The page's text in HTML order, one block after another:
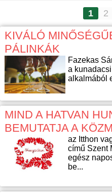
1 2
KIVÁLÓ
PÁLINKÁK
Fazekas
a
alkalmából
MIND A HATVAN
BEMUTATJA A
az Itthon
című Szent
egész
be...